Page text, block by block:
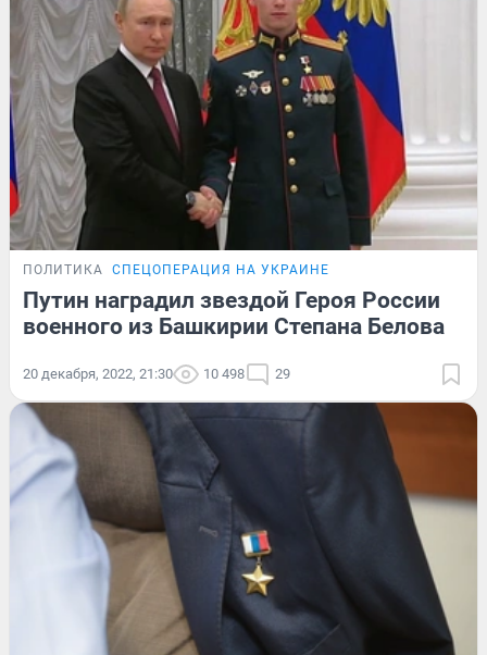
ПОЛИТИКА СПЕЦОПЕРАЦИЯ НА УКРАИНЕ
Путин наградил звездой Героя России
военного из Башкирии Степана Белова
20 декабря, 2022, 21:30 10 498 29